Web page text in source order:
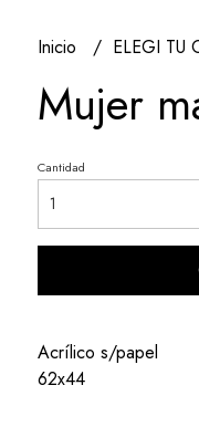
Inicio ELEGI TU
Mujer
Cantidad
Acrílico s/papel
62x44